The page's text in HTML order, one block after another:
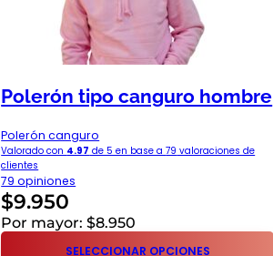
Polerón tipo canguro hombre
Polerón canguro
Valorado con 4.97 de 5 en base a79 valoraciones de
clientes
79 opiniones
$9.950
Por mayor: $8.950
SELECCIONAR OPCIONES